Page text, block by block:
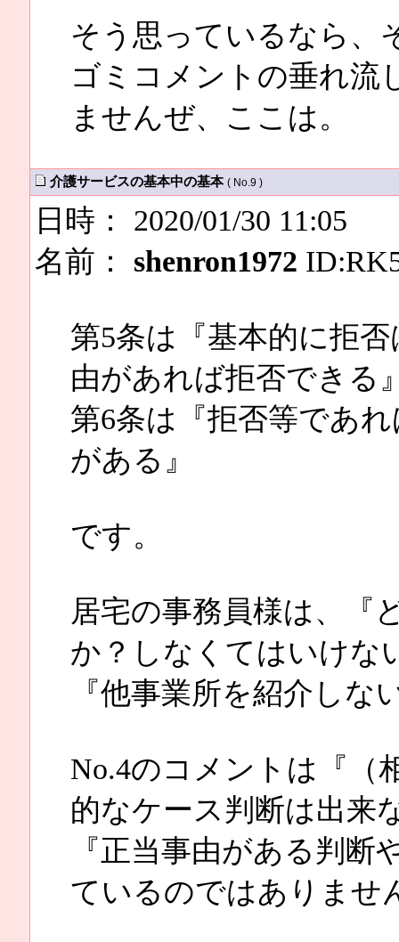
そう思っているなら、
ゴミコメントの垂れ流
ませんぜ、ここは。
介護サービスの基本中の基本 ( No.9 )
日時： 2020/01/30 11:05
名前： shenron1972
第5条は『基本的に拒
由があれば拒否できる
第6条は『拒否等であ
がある』
です。
居宅の事務員様は、『
か？しなくてはいけな
『他事業所を紹介し
No.4のコメントは『（
的なケース判断は出来
『正当事由がある判
ているのではありませ